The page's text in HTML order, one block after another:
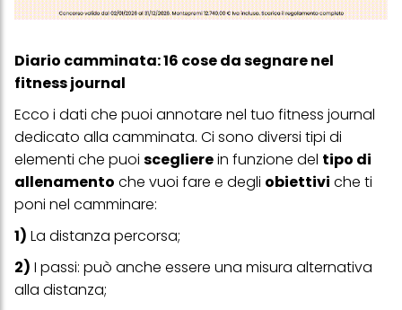
Diario camminata: 16 cose da segnare nel
fitness journal
Ecco i dati che puoi annotare nel tuo fitness journal
dedicato alla camminata. Ci sono diversi tipi di
elementi che puoi sceglierein funzione del tipo di
allenamento che vuoi fare e degli obiettivi che ti
poni nel camminare:
1) La distanza percorsa;
2) I passi: può anche essere una misura alternativa
alla distanza;